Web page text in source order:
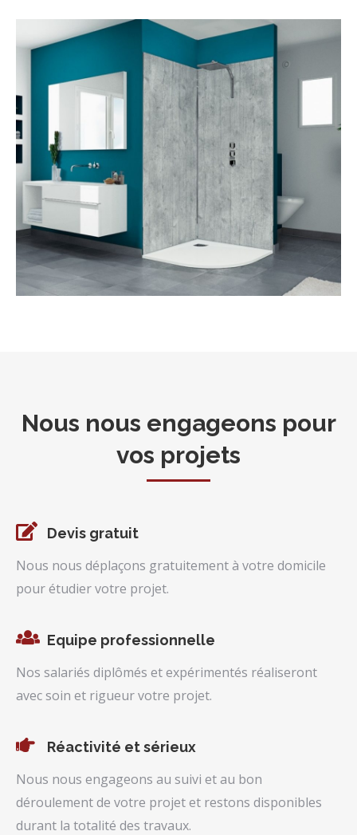
Nous nous engageons pour
vos projets
Devis gratuit
Nous nous déplaçons gratuitement à votre domicile
pour étudier votre projet.
Equipe professionnelle
Nos salariés diplômés et expérimentés réaliseront
avec soin et rigueur votre projet.
Réactivité et sérieux
Nous nous engageons au suivi et au bon
déroulement de votre projet et restons disponibles
durant la totalité des travaux.